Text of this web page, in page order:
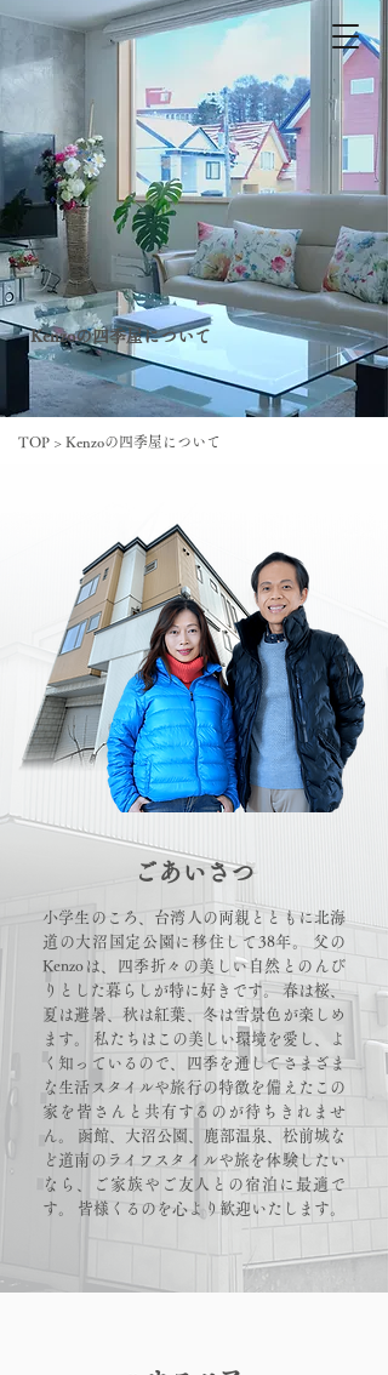
Kenzoの四季屋について
TOP > Kenzoの四季屋について
ごあいさつ
小学生のころ、台湾人の両親とともに北海
道の大沼国定公園に移住して38年。 父の
Kenzoは、四季折々の美しい自然とのんび
りとした暮らしが特に好きです。 春は桜、
夏は避暑、秋は紅葉、冬は雪景色が楽しめ
ます。 私たちはこの美しい環境を愛し、よ
く知っているので、四季を通してさまざま
な生活スタイルや旅行の特徴を備えたこの
家を皆さんと共有するのが待ちきれませ
ん。 函館、大沼公園、鹿部温泉、松前城な
ど道南のライフスタイルや旅を体験したい
なら、ご家族やご友人との宿泊に最適で
す。 皆様くるのを心より歓迎いたします。